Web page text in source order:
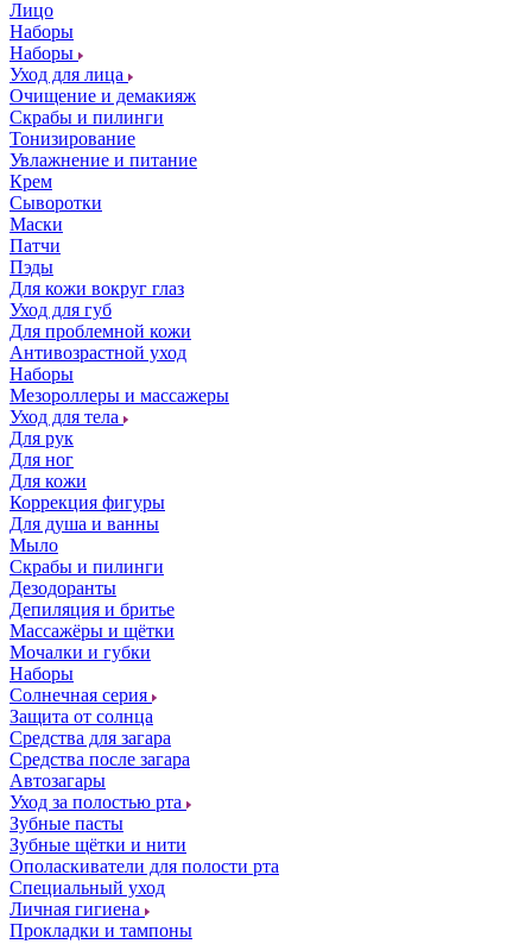
Лицо
Наборы
Наборы
Уход для лица
Очищение и демакияж
Скрабы и пилинги
Тонизирование
Увлажнение и питание
Крем
Сыворотки
Маски
Патчи
Пэды
Для кожи вокруг глаз
Уход для губ
Для проблемной кожи
Антивозрастной уход
Наборы
Мезороллеры и массажеры
Уход для тела
Для рук
Для ног
Для кожи
Коррекция фигуры
Для душа и ванны
Мыло
Скрабы и пилинги
Дезодоранты
Депиляция и бритье
Массажёры и щётки
Мочалки и губки
Наборы
Солнечная серия
Защита от солнца
Средства для загара
Средства после загара
Автозагары
Уход за полостью рта
Зубные пасты
Зубные щётки и нити
Ополаскиватели для полости рта
Специальный уход
Личная гигиена
Прокладки и тампоны